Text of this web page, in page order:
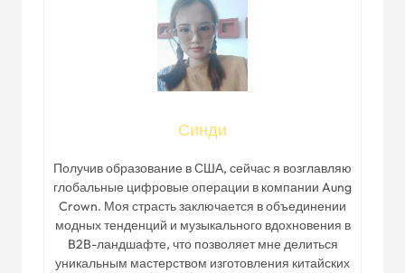
Синди
Получив образование в США, сейчас я возглавляю
глобальные цифровые операции в компании Aung
Crown. Моя страсть заключается в объединении
модных тенденций и музыкального вдохновения в
B2B-ландшафте, что позволяет мне делиться
уникальным мастерством изготовления китайских